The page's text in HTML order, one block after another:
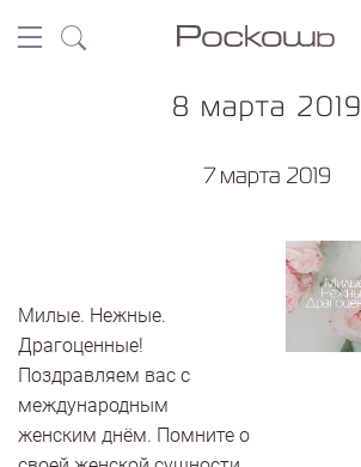
8 марта 2019
7 марта 2019
Милые. Нежные.
Драгоценные!
Поздравляем вас с
международным
женским днём. Помните о